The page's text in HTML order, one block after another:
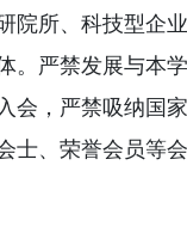
院所、科技型企
。严禁发展与本
会，严禁吸纳国
士、荣誉会员等